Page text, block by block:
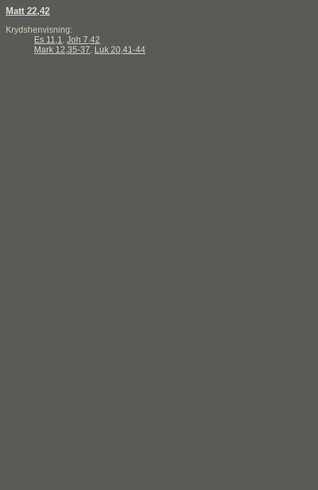
Matt 22,42
Krydshenvisning:
Es 11,1. Joh 7,42
Mark 12,35-37. Luk 20,41-44